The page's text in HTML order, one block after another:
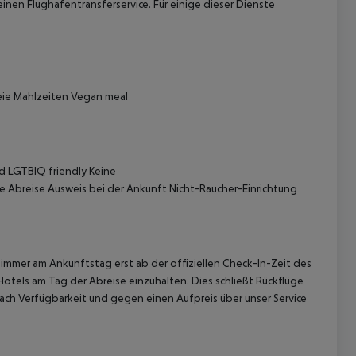
Flughafentransferservice. Für einige dieser Dienste
Mahlzeiten Vegan meal
LGTBIQ friendly Keine
Ausweis bei der Ankunft Nicht-Raucher-Einrichtung
am Ankunftstag erst ab der offiziellen Check-In-Zeit des
am Tag der Abreise einzuhalten. Dies schließt Rückflüge
Verfügbarkeit und gegen einen Aufpreis über unser Service